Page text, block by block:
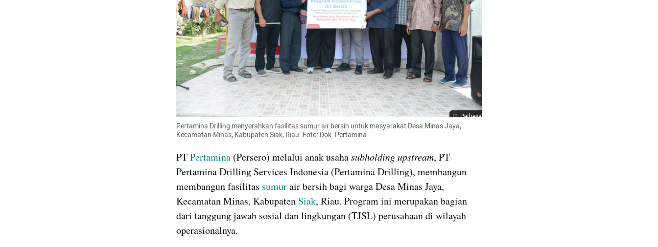
Perbesar
Pertamina Drilling menyerahkan fasilitas sumur air bersih untuk masyarakat Desa Minas Jaya,
Kecamatan Minas, Kabupaten Siak, Riau. Foto: Dok. Pertamina
PT Pertamina (Persero) melalui anak usaha subholding upstream, PT
Pertamina Drilling Services Indonesia (Pertamina Drilling), membangun
membangun fasilitas sumur air bersih bagi warga Desa Minas Jaya,
Kecamatan Minas, Kabupaten Siak, Riau. Program ini merupakan bagian
dari tanggung jawab sosial dan lingkungan (TJSL) perusahaan di wilayah
operasionalnya.